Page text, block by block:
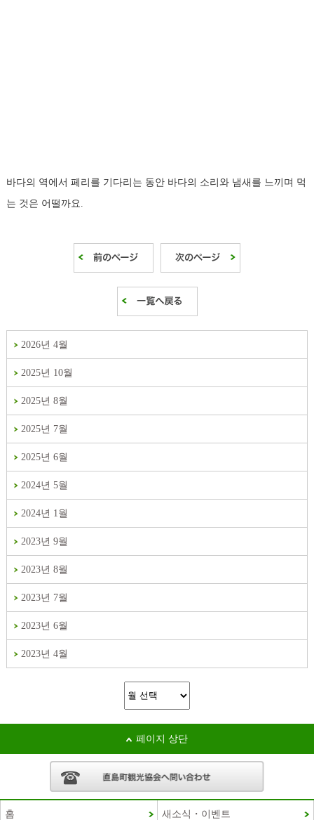
바다의 역에서 페리를 기다리는 동안 바다의 소리와 냄새를 느끼며 먹
는 것은 어떨까요.
2026년 4월
2025년 10월
2025년 8월
2025년 7월
2025년 6월
2024년 5월
2024년 1월
2023년 9월
2023년 8월
2023년 7월
2023년 6월
2023년 4월
페이지 상단
홈 새소식・이벤트